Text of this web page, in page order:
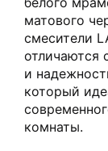
матового
смесители
отличаются
и
который
комнаты.